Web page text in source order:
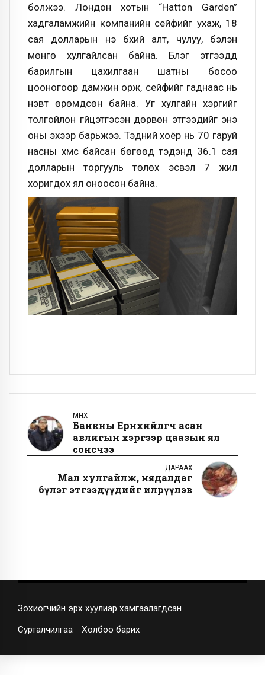
болжээ. Лондон хотын “Hatton Garden”
хадгаламжийн компанийн сейфийг ухаж, 18
сая долларын үнэ бүхий алт, чулуу, бэлэн
мөнгө хулгайлсан байна. Бүлэг этгээдүүд
барилгын цахилгаан шатны босоо
цооногоор дамжин орж, сейфийг гаднаас нь
нэвт өрөмдсөн байна. Уг хулгайн хэргийг
толгойлон гүйцэтгэсэн дөрвөн этгээдийг энэ
оны эхээр барьжээ. Тэдний хоёр нь 70 гаруй
насны хүмүүс байсан бөгөөд тэдэнд 36.1 сая
долларын торгууль төлөх эсвэл 7 жил
хоригдох ял оноосон байна.
ӨМНӨХ
Банкны Ерөнхийлөгч асан
авлигын хэргээр цаазын ял
сонсчээ
ДАРААХ
Мал хулгайлж, нядалдаг
бүлэг этгээдүүдийг илрүүлэв
Зохиогчийн эрх хуулиар хамгаалагдсан
Сурталчилгаа Холбоо барих